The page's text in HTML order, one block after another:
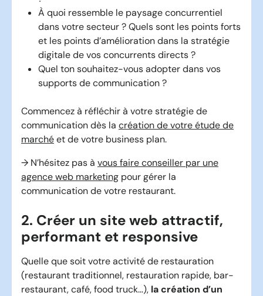
À quoi ressemble le paysage concurrentiel
dans votre secteur ? Quels sont les points forts
et les points d’amélioration dans la stratégie
digitale de vos concurrents directs ?
Quel ton souhaitez-vous adopter dans vos
supports de communication ?
Commencez à réfléchir à votre stratégie de
communication dès la création de votre étude de
marchéet de votre business plan.
→ N’hésitez pas à vous faire conseiller par une
agence web marketing pour gérer la
communication de votre restaurant.
2. Créer un site web attractif,
performant et responsive
Quelle que soit votre activité de restauration
(restaurant traditionnel, restauration rapide, bar-
restaurant, café, food truck…), la création d’un